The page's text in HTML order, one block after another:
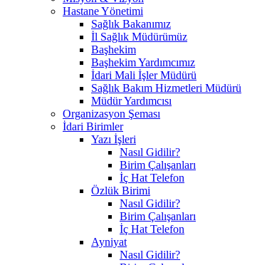
Hastane Yönetimi
Sağlık Bakanımız
İl Sağlık Müdürümüz
Başhekim
Başhekim Yardımcımız
İdari Mali İşler Müdürü
Sağlık Bakım Hizmetleri Müdürü
Müdür Yardımcısı
Organizasyon Şeması
İdari Birimler
Yazı İşleri
Nasıl Gidilir?
Birim Çalışanları
İç Hat Telefon
Özlük Birimi
Nasıl Gidilir?
Birim Çalışanları
İç Hat Telefon
Ayniyat
Nasıl Gidilir?